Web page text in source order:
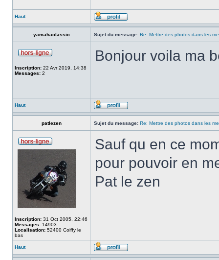
Haut
yamahaclassic Sujet du message: Re: Mettre des photos dans les
Inscription: 22 Avr 2019, 14:38
Messages: 2
Bonjour voila ma
Haut
patlezen Sujet du message: Re: Mettre des photos dans les
Inscription: 31 Oct 2005, 22:46
Messages: 14903
Localisation: 52400 Coiffy le
bas
Sauf qu en ce
pour pouvoir en
Pat le zen
Haut